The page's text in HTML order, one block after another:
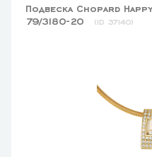
Подвеска Chopard
79/3180-20
37140